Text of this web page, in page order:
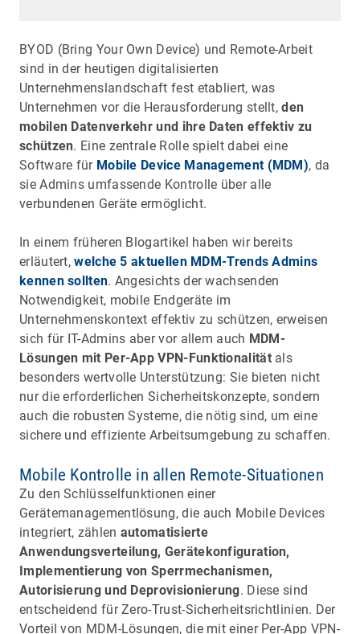
BYOD (Bring Your Own Device) und Remote-Arbeit
sind in der heutigen digitalisierten
Unternehmenslandschaft fest etabliert, was
Unternehmen vor die Herausforderung stellt,den
mobilen Datenverkehr und ihre Daten effektiv zu
schützen. Eine zentrale Rolle spielt dabei eine
Software für Mobile Device Management (MDM), da
sie Admins umfassende Kontrolle über alle
verbundenen Geräte ermöglicht.
In einem früheren Blogartikel haben wir bereits
erläutert,welche 5 aktuellen MDM-Trends Admins
kennen sollten. Angesichts der wachsenden
Notwendigkeit, mobile Endgeräte im
Unternehmenskontext effektiv zu schützen, erweisen
sich für IT-Admins aber vor allem auch MDM-
Lösungen mit Per-App VPN-Funktionalitätals
besonders wertvolle Unterstützung: Sie bieten nicht
nur die erforderlichen Sicherheitskonzepte, sondern
auch die robusten Systeme, die nötig sind, um eine
sichere und effiziente Arbeitsumgebung zu schaffen.
Mobile Kontrolle in allen Remote-Situationen
Zu den Schlüsselfunktionen einer
Gerätemanagementlösung, die auch Mobile Devices
integriert, zählen automatisierte
Anwendungsverteilung, Gerätekonfiguration,
Implementierung von Sperrmechanismen,
Autorisierung und Deprovisionierung. Diese sind
entscheidend für Zero-Trust-Sicherheitsrichtlinien. Der
Vorteil von MDM-Lösungen, die mit einer Per-App VPN-